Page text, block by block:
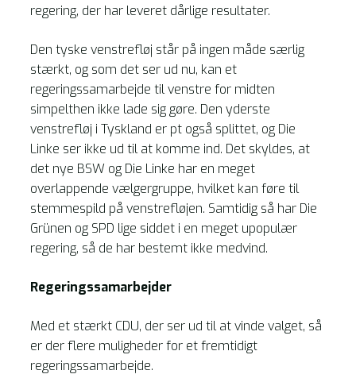
regering, der har leveret dårlige resultater.
Den tyske venstrefløj står på ingen måde særlig
stærkt, og som det ser ud nu, kan et
regeringssamarbejde til venstre for midten
simpelthen ikke lade sig gøre. Den yderste
venstrefløj i Tyskland er pt også splittet, og Die
Linke ser ikke ud til at komme ind. Det skyldes, at
det nye BSW og Die Linke har en meget
overlappende vælgergruppe, hvilket kan føre til
stemmespild på venstrefløjen. Samtidig så har Die
Grünen og SPD lige siddet i en meget upopulær
regering, så de har bestemt ikke medvind.
Regeringssamarbejder
Med et stærkt CDU, der ser ud til at vinde valget, så
er der flere muligheder for et fremtidigt
regeringssamarbejde.